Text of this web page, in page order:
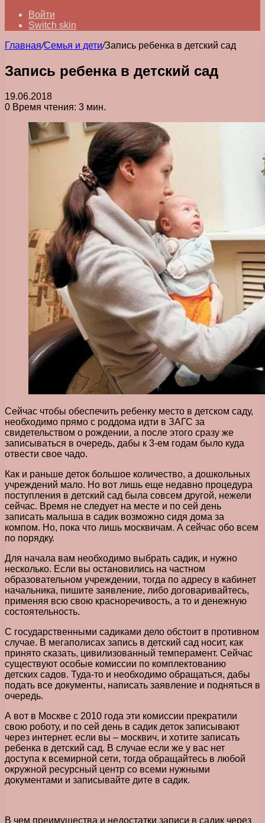
Войти
Switch skin
Главная/Семья и дети/Запись ребенка в детский сад
Запись ребенка в детский сад
19.06.2018
0 Время чтения: 3 мин.
Сейчас чтобы обеспечить ребенку место в детском саду,
необходимо прямо с роддома идти в ЗАГС за
свидетельством о рождении, а после этого сразу же
записываться в очередь, дабы к 3-ем годам было куда
отвести свое чадо.
Как и раньше деток большое количество, а дошкольных
учреждений мало. Но вот лишь еще недавно процедура
поступления в детский сад была совсем другой, нежели
сейчас. Время не следует на месте и по сей день
записать малыша в садик возможно сидя дома за
компом. Но, пока что лишь москвичам. А сейчас обо всем
по порядку.
Для начала вам необходимо выбрать садик, и нужно
несколько. Если вы остановились на частном
образовательном учреждении, тогда по адресу в кабинет
начальника, пишите заявление, либо договаривайтесь,
применяя всю свою красноречивость, а то и денежную
состоятельность.
С государственными садиками дело обстоит в противном
случае. В мегаполисах запись в детский сад носит, как
принято сказать, цивилизованный темперамент. Сейчас
существуют особые комиссии по комплектованию
детских садов. Туда-то и необходимо обращаться, дабы
подать все документы, написать заявление и подняться в
очередь.
А вот в Москве с 2010 года эти комиссии прекратили
свою роботу, и по сей день в садик деток записывают
через интернет. если вы – москвич, и хотите записать
ребенка в детский сад. В случае если же у вас нет
доступа к всемирной сети, тогда обращайтесь в любой
окружной ресурсный центр со всеми нужными
документами и записывайте дите в садик.
В чем преимущества и недостатки записи в садик через